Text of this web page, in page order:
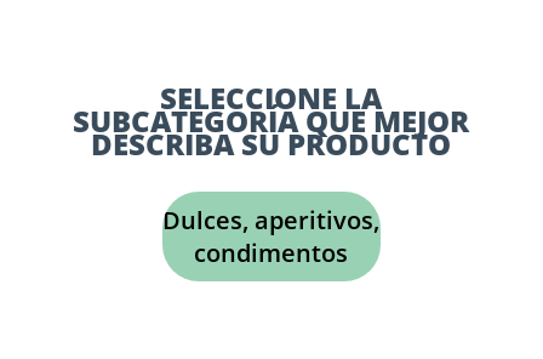
SELECCIONE LA
SUBCATEGORÍA QUE MEJOR
DESCRIBA SU PRODUCTO
Dulces, aperitivos,
condimentos